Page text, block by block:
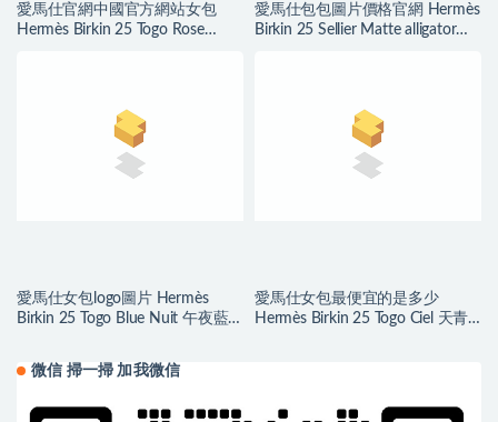
愛馬仕官網中國官方網站女包
Hermès Birkin 25 Togo Rose
愛馬仕包包圖片價格官網 Hermès
Birkin 25 Sellier Matte alligator
愛馬仕女包logo圖片 Hermès
Birkin 25 Togo Blue Nuit 午夜藍
愛馬仕女包最便宜的是多少
Hermès Birkin 25 Togo Ciel 天青
微信 掃一掃 加我微信